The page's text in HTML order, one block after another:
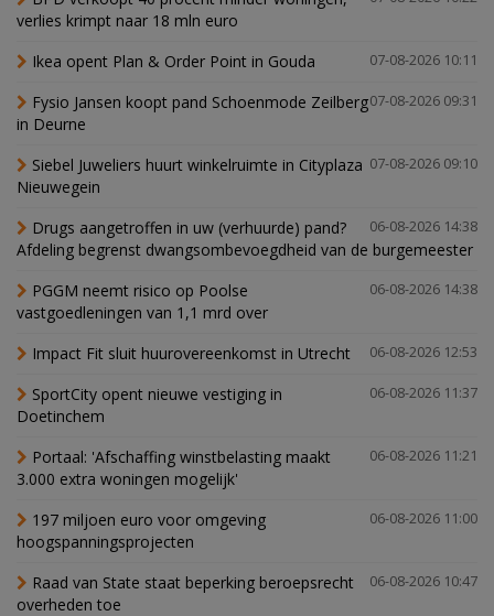
verlies krimpt naar 18 mln euro
07-08-2026 10:11
Ikea opent Plan & Order Point in Gouda
07-08-2026 09:31
Fysio Jansen koopt pand Schoenmode Zeilberg
in Deurne
07-08-2026 09:10
Siebel Juweliers huurt winkelruimte in Cityplaza
Nieuwegein
06-08-2026 14:38
Drugs aangetroffen in uw (verhuurde) pand?
Afdeling begrenst dwangsombevoegdheid van de burgemeester
06-08-2026 14:38
PGGM neemt risico op Poolse
vastgoedleningen van 1,1 mrd over
06-08-2026 12:53
Impact Fit sluit huurovereenkomst in Utrecht
06-08-2026 11:37
SportCity opent nieuwe vestiging in
Doetinchem
06-08-2026 11:21
Portaal: 'Afschaffing winstbelasting maakt
3.000 extra woningen mogelijk'
06-08-2026 11:00
197 miljoen euro voor omgeving
hoogspanningsprojecten
06-08-2026 10:47
Raad van State staat beperking beroepsrecht
overheden toe